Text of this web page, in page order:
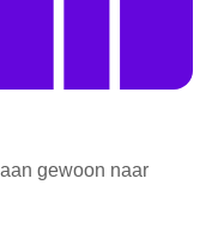
gewoon naar